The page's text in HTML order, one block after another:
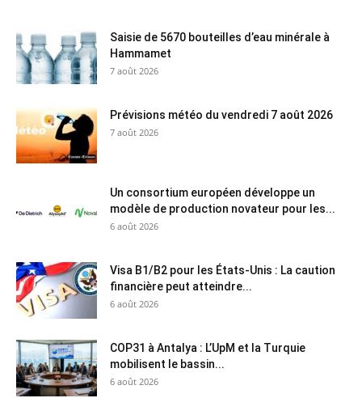
Saisie de 5670 bouteilles d’eau minérale à
Hammamet
7 août 2026
Prévisions météo du vendredi 7 août 2026
7 août 2026
Un consortium européen développe un
modèle de production novateur pour les...
6 août 2026
Visa B1/B2 pour les États-Unis : La caution
financière peut atteindre...
6 août 2026
COP31 à Antalya : L’UpM et la Turquie
mobilisent le bassin...
6 août 2026